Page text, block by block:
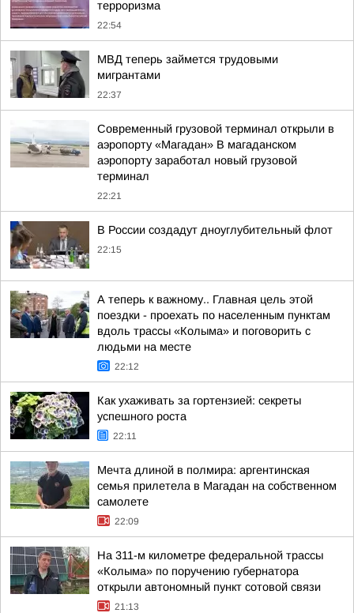
терроризма
22:54
МВД теперь займется трудовыми
мигрантами
22:37
Современный грузовой терминал открыли в
аэропорту «Магадан» В магаданском
аэропорту заработал новый грузовой
терминал
22:21
В России создадут дноуглубительный флот
22:15
А теперь к важному.. Главная цель этой
поездки - проехать по населенным пунктам
вдоль трассы «Колыма» и поговорить с
людьми на месте
22:12
Как ухаживать за гортензией: секреты
успешного роста
22:11
Мечта длиной в полмира: аргентинская
семья прилетела в Магадан на собственном
самолете
22:09
На 311-м километре федеральной трассы
«Колыма» по поручению губернатора
открыли автономный пункт сотовой связи
21:13